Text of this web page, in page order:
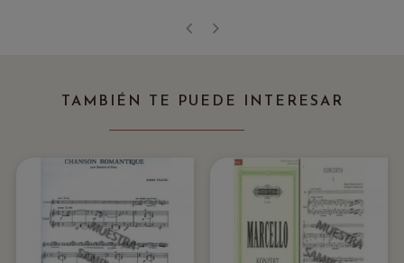
TAMBIÉN TE PUEDE INTERESAR